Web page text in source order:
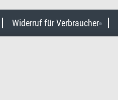
Widerruf für Verbraucher